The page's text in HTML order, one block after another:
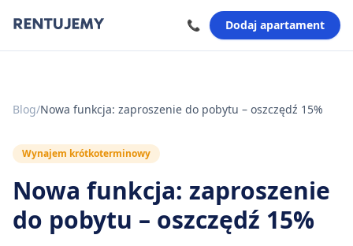
📞 Dodaj apartament
Blog/Nowa funkcja: zaproszenie do pobytu – oszczędź 15%
Wynajem krótkoterminowy
Nowa funkcja: zaproszenie
do pobytu – oszczędź 15%